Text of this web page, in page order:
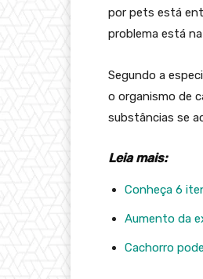
por pets está
problema está
Segundo a
o organismo de
substâncias se
Leia mais:
Conheça 6
Aumento da
Cachorro